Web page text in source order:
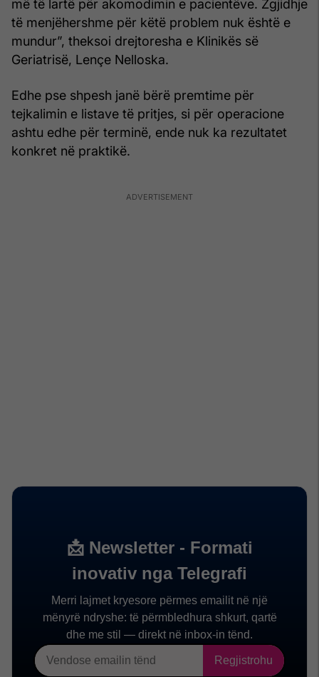
më të lartë për akomodimin e pacientëve. Zgjidhje
të menjëhershme për këtë problem nuk është e
mundur”, theksoi drejtoresha e Klinikës së
Geriatrisë, Lençe Nelloska.
Edhe pse shpesh janë bërë premtime për
tejkalimin e listave të pritjes, si për operacione
ashtu edhe për terminë, ende nuk ka rezultatet
konkret në praktikë.